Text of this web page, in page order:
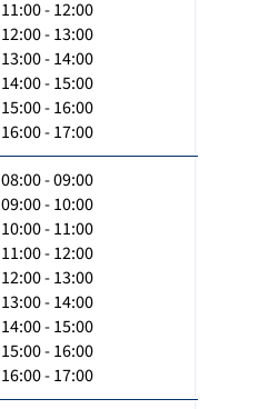
11:00 - 12:00
12:00 - 13:00
13:00 - 14:00
14:00 - 15:00
15:00 - 16:00
16:00 - 17:00
08:00 - 09:00
09:00 - 10:00
10:00 - 11:00
11:00 - 12:00
12:00 - 13:00
13:00 - 14:00
14:00 - 15:00
15:00 - 16:00
16:00 - 17:00